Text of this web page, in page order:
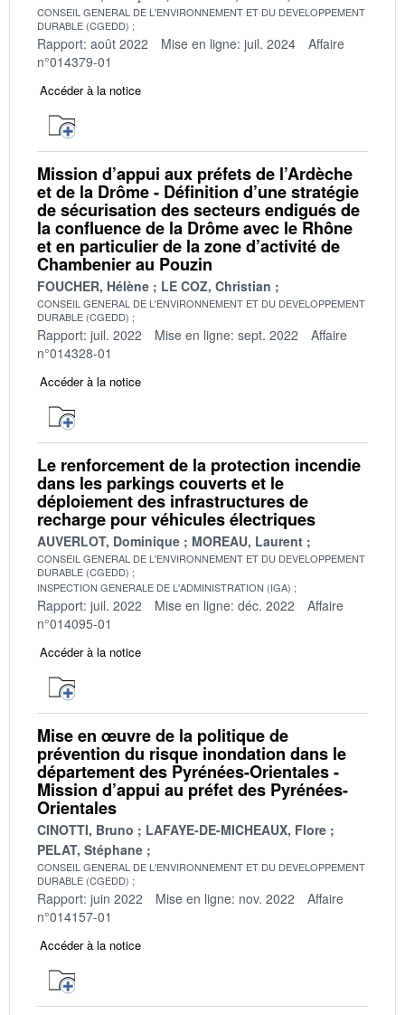
CONSEIL GENERAL DE L'ENVIRONNEMENT ET DU DEVELOPPEMENT
DURABLE (CGEDD)
Rapport: août 2022 Mise en ligne: juil. 2024
Affaire
n°014379-01
Accéder à la notice
Mission d’appui aux préfets de l’Ardèche
et de la Drôme - Définition d’une stratégie
de sécurisation des secteurs endigués de
la confluence de la Drôme avec le Rhône
et en particulier de la zone d’activité de
Chambenier au Pouzin
FOUCHER, Hélène LE COZ, Christian
CONSEIL GENERAL DE L'ENVIRONNEMENT ET DU DEVELOPPEMENT
DURABLE (CGEDD)
Rapport: juil. 2022 Mise en ligne: sept. 2022
Affaire
n°014328-01
Accéder à la notice
Le renforcement de la protection incendie
dans les parkings couverts et le
déploiement des infrastructures de
recharge pour véhicules électriques
AUVERLOT, Dominique MOREAU, Laurent
CONSEIL GENERAL DE L'ENVIRONNEMENT ET DU DEVELOPPEMENT
DURABLE (CGEDD)
INSPECTION GENERALE DE L'ADMINISTRATION (IGA)
Rapport: juil. 2022 Mise en ligne: déc. 2022
Affaire
n°014095-01
Accéder à la notice
Mise en œuvre de la politique de
prévention du risque inondation dans le
département des Pyrénées-Orientales -
Mission d’appui au préfet des Pyrénées-
Orientales
CINOTTI, Bruno
LAFAYE-DE-MICHEAUX, Flore
PELAT, Stéphane
CONSEIL GENERAL DE L'ENVIRONNEMENT ET DU DEVELOPPEMENT
DURABLE (CGEDD)
Rapport: juin 2022 Mise en ligne: nov. 2022
Affaire
n°014157-01
Accéder à la notice